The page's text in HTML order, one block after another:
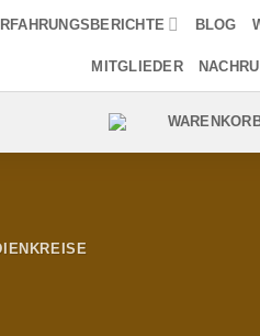
BLOG
MITGLIEDER